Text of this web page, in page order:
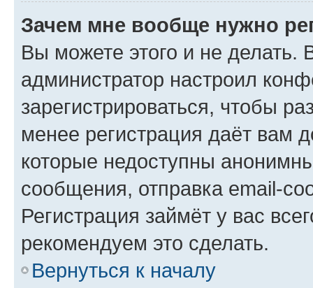
Зачем мне вообще нужно
Вы можете этого и не делать.
администратор настроил
зарегистрироваться, чтобы
менее регистрация даёт вам
которые недоступны
сообщения, отправка email-
Регистрация займёт у вас
рекомендуем это сделать.
Вернуться к началу